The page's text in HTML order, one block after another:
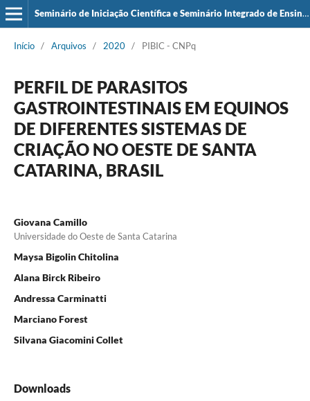
Seminário de Iniciação Científica e Seminário Integrado de Ensino, Pesquisa e Extensão (SIEPE)
Início / Arquivos / 2020 / PIBIC - CNPq
PERFIL DE PARASITOS
GASTROINTESTINAIS EM EQUINOS
DE DIFERENTES SISTEMAS DE
CRIAÇÃO NO OESTE DE SANTA
CATARINA, BRASIL
Giovana Camillo
Universidade do Oeste de Santa Catarina
Maysa Bigolin Chitolina
Alana Birck Ribeiro
Andressa Carminatti
Marciano Forest
Silvana Giacomini Collet
Downloads